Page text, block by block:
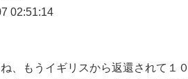
02:51:14
、もうイギリスから返還されて１